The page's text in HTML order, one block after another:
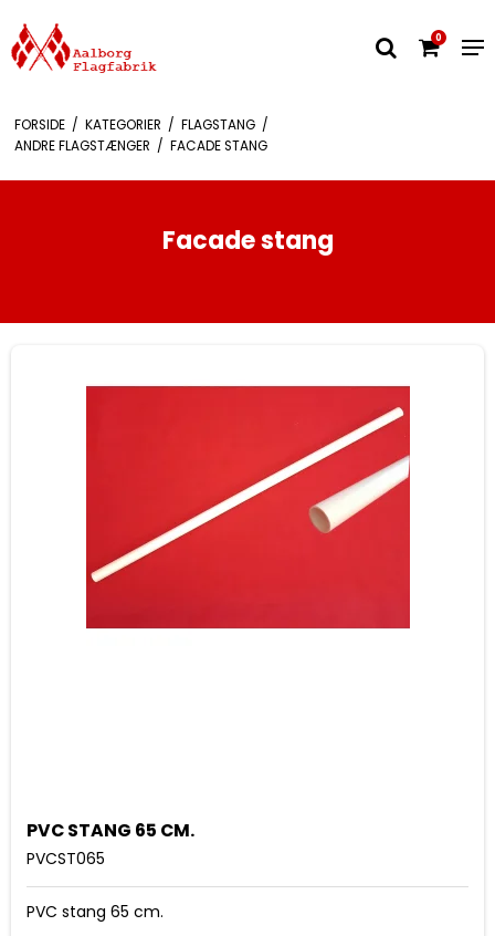
0
FORSIDE / KATEGORIER / FLAGSTANG /
ANDRE FLAGSTÆNGER / FACADE STANG
Facade stang
PVC STANG 65 CM.
PVCST065
PVC stang 65 cm.